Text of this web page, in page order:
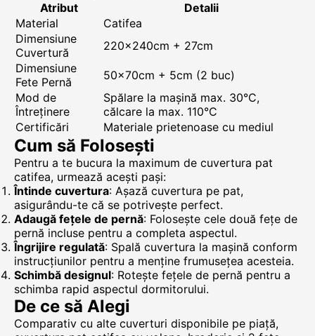
Atribut
Detalii
Material
Catifea
Dimensiune
Cuvertură
220x240cm + 27cm
Dimensiune
Fete Pernă
50x70cm + 5cm (2 buc)
Mod de
Întreținere
Spălare la mașină max. 30°C,
călcare la max. 110°C
Certificări
Materiale prietenoase cu mediul
Cum să Folosești
Pentru a te bucura la maximum de cuvertura pat
catifea, urmează acești pași:
Întinde cuvertura: Așază cuvertura pe pat,
asigurându-te că se potrivește perfect.
Adaugă fețele de pernă: Folosește cele două fețe de
pernă incluse pentru a completa aspectul.
Îngrijire regulată: Spală cuvertura la mașină conform
instrucțiunilor pentru a menține frumusețea acesteia.
Schimbă designul: Rotește fețele de pernă pentru a
schimba rapid aspectul dormitorului.
De ce să Alegi
Comparativ cu alte cuverturi disponibile pe piață,